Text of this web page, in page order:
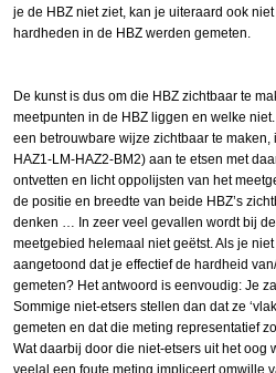
je de HBZ niet ziet, kan je uiteraard ook
hardheden in de HBZ werden gemeten.
De kunst is dus om die HBZ zichtbaar te
meetpunten in de HBZ liggen en welke
een betrouwbare wijze zichtbaar te
HAZ1-LM-HAZ2-BM2) aan te etsen met
ontvetten en licht oppolijsten van het
de positie en breedte van beide HBZ’s
denken … In zeer veel gevallen wordt bij
meetgebied helemaal niet geëtst. Als je
aangetoond dat je effectief de hardheid
gemeten? Het antwoord is eenvoudig: Je
Sommige niet-etsers stellen dan dat ze
gemeten en dat die meting representatief
Wat daarbij door die niet-etsers uit het oog
veelal een foute meting impliceert omwille